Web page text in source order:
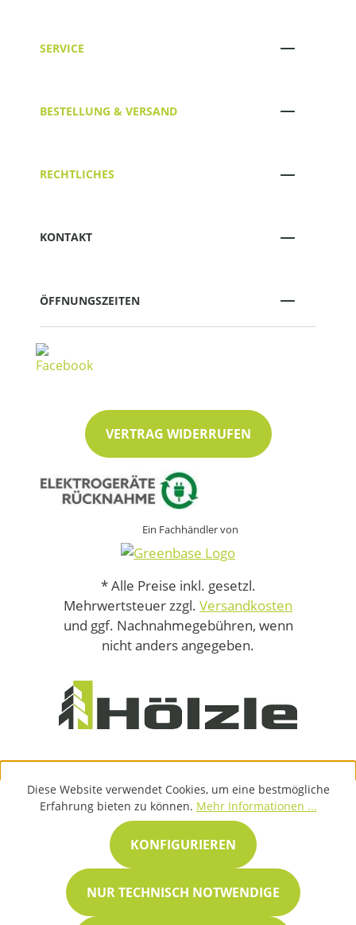
SERVICE
BESTELLUNG & VERSAND
RECHTLICHES
KONTAKT
ÖFFNUNGSZEITEN
VERTRAG WIDERRUFEN
Ein Fachhändler von
* Alle Preise inkl. gesetzl.
Mehrwertsteuer zzgl. Versandkosten
und ggf. Nachnahmegebühren, wenn
nicht anders angegeben.
Diese Website verwendet Cookies, um eine bestmögliche
Erfahrung bieten zu können. Mehr Informationen ...
NUR TECHNISCH NOTWENDIGE
KONFIGURIEREN